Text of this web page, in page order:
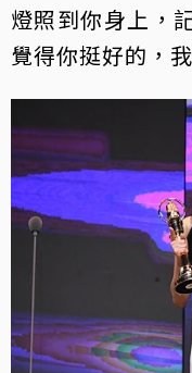
燈照到你身上，
覺得你挺好的，